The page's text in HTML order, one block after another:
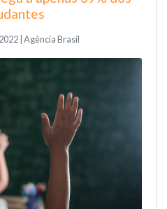
| Agência Brasil